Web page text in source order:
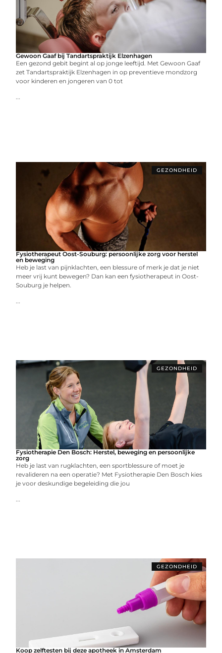
Gewoon Gaaf bij Tandartspraktijk Elzenhagen
Een gezond gebit begint al op jonge leeftijd. Met Gewoon Gaaf
zet Tandartspraktijk Elzenhagen in op preventieve mondzorg
voor kinderen en jongeren van 0 tot
...
GEZONDHEID
Fysiotherapeut Oost-Souburg: persoonlijke zorg voor herstel
en beweging
Heb je last van pijnklachten, een blessure of merk je dat je niet
meer vrij kunt bewegen? Dan kan een fysiotherapeut in Oost-
Souburg je helpen.
...
GEZONDHEID
Fysiotherapie Den Bosch: Herstel, beweging en persoonlijke
zorg
Heb je last van rugklachten, een sportblessure of moet je
revalideren na een operatie? Met Fysiotherapie Den Bosch kies
je voor deskundige begeleiding die jou
...
GEZONDHEID
Koop zelftesten bij deze apotheek in Amsterdam